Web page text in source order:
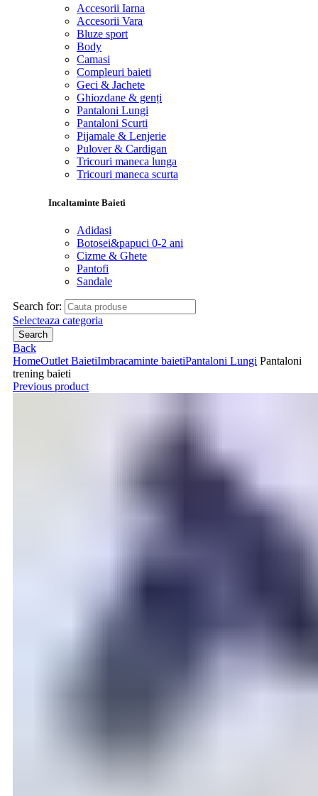
Accesorii Iarna
Accesorii Vara
Bluze sport
Body
Camasi
Compleuri baieti
Geci & Jachete
Ghiozdane & genți
Pantaloni Lungi
Pantaloni Scurti
Pijamale & Lenjerie
Pulover & Cardigan
Tricouri maneca lunga
Tricouri maneca scurta
Incaltaminte Baieti
Adidasi
Botosei&papuci 0-2 ani
Cizme & Ghete
Pantofi
Sandale
Search for:
Selecteaza categoria
Search
Back
HomeOutlet BaietiImbracaminte baietiPantaloni Lungi Pantaloni
trening baieti
Previous product